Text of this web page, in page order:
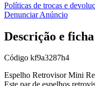
Políticas de trocas e
Denunciar Anúncio
Descrição e
Código kf9a3287h4
Espelho Retrovisor Mini